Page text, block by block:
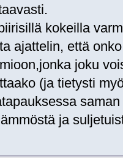
kokeilla
ajattelin, että
joku
(ja tietysti
ja